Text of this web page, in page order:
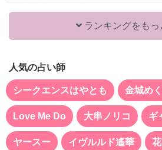
ランキングをもっ
人気の占い師
シークエンスはやとも 金城め
Love Me Do 大串ノリコ ギ
ヤースー イヴルルド遙華